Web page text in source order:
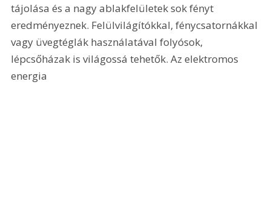
tájolása és a nagy ablakfelületek sok fényt
eredményeznek. Felülvilágítókkal, fénycsatornákkal
vagy üvegtéglák használatával folyósok,
lépcsőházak is világossá tehetők. Az elektromos
energia